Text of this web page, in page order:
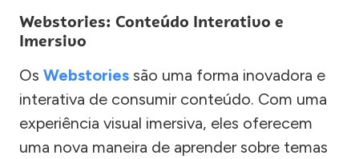
Webstories: Conteúdo Interativo e
Imersivo
Os Webstories são uma forma inovadora e
interativa de consumir conteúdo. Com uma
experiência visual imersiva, eles oferecem
uma nova maneira de aprender sobre temas